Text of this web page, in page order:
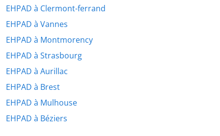
EHPAD à Clermont-ferrand
EHPAD à Vannes
EHPAD à Montmorency
EHPAD à Strasbourg
EHPAD à Aurillac
EHPAD à Brest
EHPAD à Mulhouse
EHPAD à Béziers